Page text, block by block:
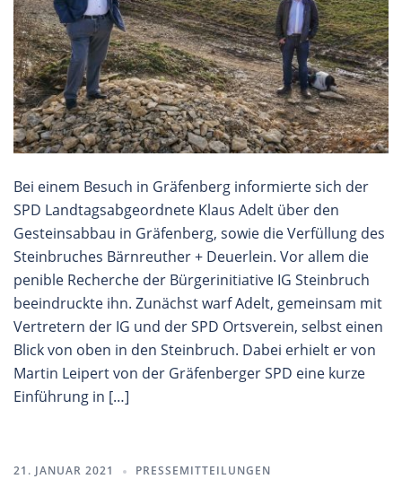
Bei einem Besuch in Gräfenberg informierte sich der
SPD Landtagsabgeordnete Klaus Adelt über den
Gesteinsabbau in Gräfenberg, sowie die Verfüllung des
Steinbruches Bärnreuther + Deuerlein. Vor allem die
penible Recherche der Bürgerinitiative IG Steinbruch
beeindruckte ihn. Zunächst warf Adelt, gemeinsam mit
Vertretern der IG und der SPD Ortsverein, selbst einen
Blick von oben in den Steinbruch. Dabei erhielt er von
Martin Leipert von der Gräfenberger SPD eine kurze
Einführung in […]
21. JANUAR 2021 PRESSEMITTEILUNGEN